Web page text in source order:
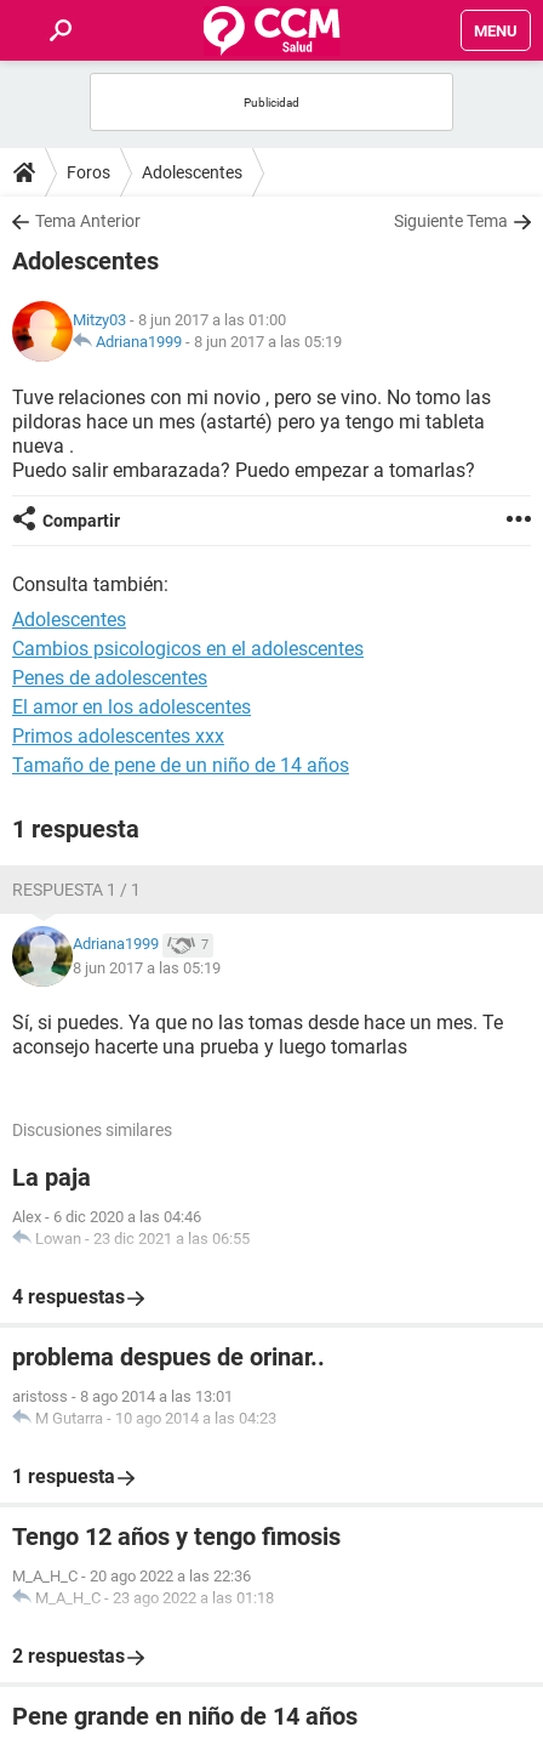
MENU
FOROS
SALUD
NUTRICIÓN
BIENESTAR
SEXUALIDAD
GLOSARIO
Foros Adolescentes
Tema Anterior Siguiente Tema
Adolescentes
Mitzy03 - 8 jun 2017 a las 01:00
Adriana1999 - 8 jun 2017 a las 05:19
Tuve relaciones con mi novio , pero se vino. No tomo las
pildoras hace un mes (astarté) pero ya tengo mi tableta
nueva .
Puedo salir embarazada? Puedo empezar a tomarlas?
Compartir
Consulta también:
Adolescentes
Cambios psicologicos en el adolescentes
Penes de adolescentes
El amor en los adolescentes
Primos adolescentes xxx
Tamaño de pene de un niño de 14 años
1 respuesta
RESPUESTA 1 / 1
Adriana1999 7
8 jun 2017 a las 05:19
Sí, si puedes. Ya que no las tomas desde hace un mes. Te
aconsejo hacerte una prueba y luego tomarlas
Discusiones similares
La paja
Alex - 6 dic 2020 a las 04:46
Lowan - 23 dic 2021 a las 06:55
4 respuestas
problema despues de orinar..
aristoss - 8 ago 2014 a las 13:01
M Gutarra - 10 ago 2014 a las 04:23
1 respuesta
Tengo 12 años y tengo fimosis
M_A_H_C - 20 ago 2022 a las 22:36
M_A_H_C - 23 ago 2022 a las 01:18
2 respuestas
Pene grande en niño de 14 años